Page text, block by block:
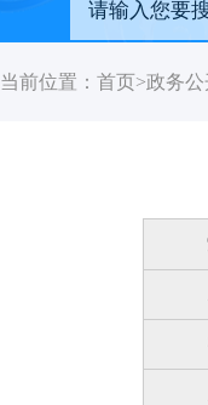
当前位置： 首页>政务公